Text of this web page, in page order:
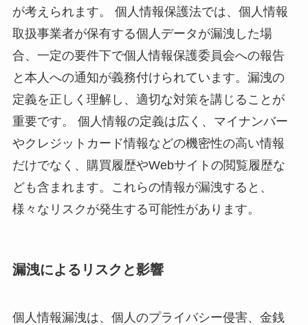
が考えられます。 個人情報保護法では、個人情報
取扱事業者が保有する個人データが漏洩した場
合、一定の要件下で個人情報保護委員会への報告
と本人への通知が義務付けられています。漏洩の
定義を正しく理解し、適切な対策を講じることが
重要です。 個人情報の定義は広く、マイナンバー
やクレジットカード情報などの機密性の高い情報
だけでなく、購買履歴やWebサイトの閲覧履歴な
ども含まれます。これらの情報が漏洩すると、
様々なリスクが発生する可能性があります。
漏洩によるリスクと影響
個人情報漏洩は、個人のプライバシー侵害、金銭